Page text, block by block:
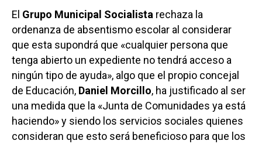
El Grupo Municipal Socialista rechaza la
ordenanza de absentismo escolar al considerar
que esta supondrá que «cualquier persona que
tenga abierto un expediente no tendrá acceso a
ningún tipo de ayuda», algo que el propio concejal
de Educación, Daniel Morcillo, ha justificado al ser
una medida que la «Junta de Comunidades ya está
haciendo» y siendo los servicios sociales quienes
consideran que esto será beneficioso para que los